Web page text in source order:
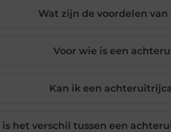
Wat zijn de voordelen
Voor wie is een
Kan ik een
is het verschil tussen een